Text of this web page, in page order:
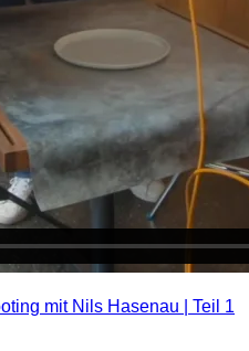
mit Nils Hasenau | Teil 1